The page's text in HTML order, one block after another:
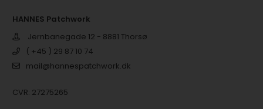
HANNES Patchwork
Jernbanegade 12 - 8881 Thorsø
( +45 ) 29 87 10 74
mail@hannespatchwork.dk
CVR: 27275265